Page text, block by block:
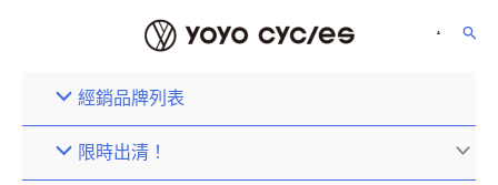
經銷品牌列表
限時出清！